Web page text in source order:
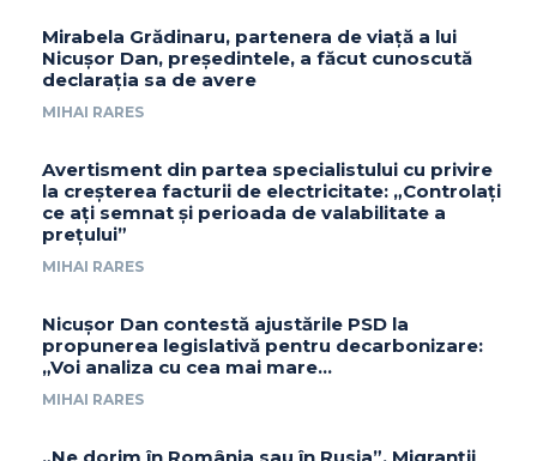
Mirabela Grădinaru, partenera de viață a lui
Nicușor Dan, președintele, a făcut cunoscută
declarația sa de avere
MIHAI RARES
Avertisment din partea specialistului cu privire
la creșterea facturii de electricitate: „Controlați
ce ați semnat și perioada de valabilitate a
prețului”
MIHAI RARES
Nicușor Dan contestă ajustările PSD la
propunerea legislativă pentru decarbonizare:
„Voi analiza cu cea mai mare…
MIHAI RARES